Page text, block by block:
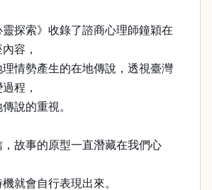
靈探索》收錄了諮商心理師鐘穎在
容，
情勢產生的在地傳說，透視臺灣
程，
說的重視。
故事的原型一直潛藏在我們心
就會自行表現出來。